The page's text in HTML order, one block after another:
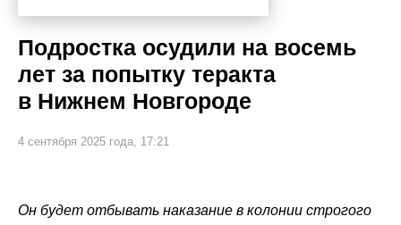
Подростка осудили на восемь
лет за попытку теракта
в Нижнем Новгороде
4 сентября 2025 года, 17:21
Он будет отбывать наказание в колонии строгого